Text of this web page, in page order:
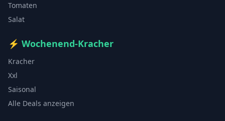
Tomaten
Salat
⚡ Wochenend-Kracher
Kracher
Xxl
Saisonal
Alle Deals anzeigen